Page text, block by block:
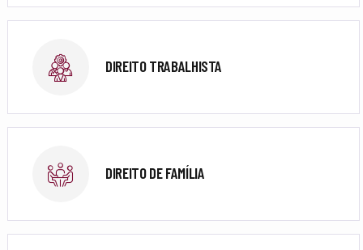
DIREITO TRABALHISTA
DIREITO DE FAMÍLIA